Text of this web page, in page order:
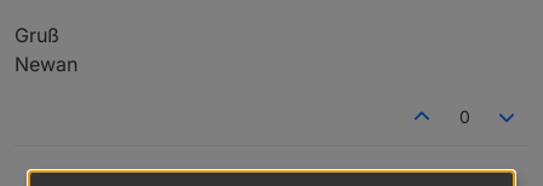
Gruß
Die Schule, um die es hier geht, ist das Kepler-
Anleitung sind:
Ersatz des "+" mit Leerzeichen funktioniert übrigens
liegt?
Gruß Mario
Gruß
Newan
0